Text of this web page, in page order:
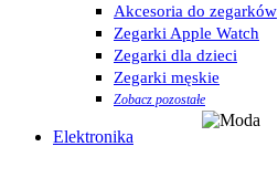
Akcesoria do zegarków
Zegarki Apple Watch
Zegarki dla dzieci
Zegarki męskie
Zobacz pozostałe
Elektronika